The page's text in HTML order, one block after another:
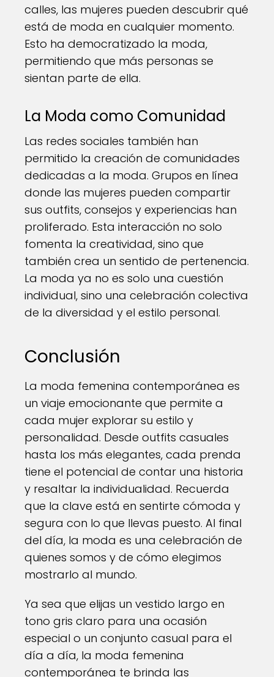
calles, las mujeres pueden descubrir qué
está de moda en cualquier momento.
Esto ha democratizado la moda,
permitiendo que más personas se
sientan parte de ella.
La Moda como Comunidad
Las redes sociales también han
permitido la creación de comunidades
dedicadas a la moda. Grupos en línea
donde las mujeres pueden compartir
sus outfits, consejos y experiencias han
proliferado. Esta interacción no solo
fomenta la creatividad, sino que
también crea un sentido de pertenencia.
La moda ya no es solo una cuestión
individual, sino una celebración colectiva
de la diversidad y el estilo personal.
Conclusión
La moda femenina contemporánea es
un viaje emocionante que permite a
cada mujer explorar su estilo y
personalidad. Desde outfits casuales
hasta los más elegantes, cada prenda
tiene el potencial de contar una historia
y resaltar la individualidad. Recuerda
que la clave está en sentirte cómoda y
segura con lo que llevas puesto. Al final
del día, la moda es una celebración de
quienes somos y de cómo elegimos
mostrarlo al mundo.
Ya sea que elijas un vestido largo en
tono gris claro para una ocasión
especial o un conjunto casual para el
día a día, la moda femenina
contemporánea te brinda las